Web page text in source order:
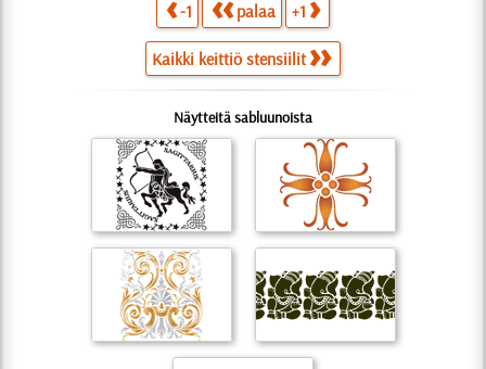
-1 palaa +1
Kaikki keittiö stensiilit
Näytteitä sabluunoista